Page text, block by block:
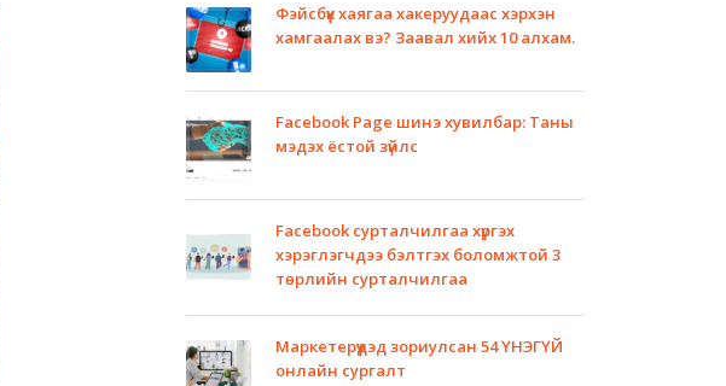
Фэйсбүүк хаягаа хакеруудаас хэрхэн
хамгаалах вэ? Заавал хийх 10 алхам.
Facebook Page шинэ хувилбар: Таны
мэдэх ёстой зүйлс
Facebook сурталчилгаа хүргэх
хэрэглэгчдээ бэлтгэх боломжтой 3
төрлийн сурталчилгаа
Маркетерүүдэд зориулсан 54 ҮНЭГҮЙ
онлайн сургалт